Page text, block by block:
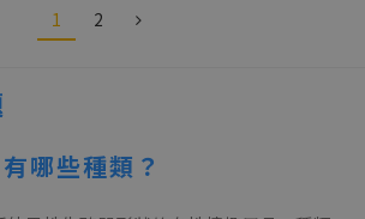
1 2
哪些種類？